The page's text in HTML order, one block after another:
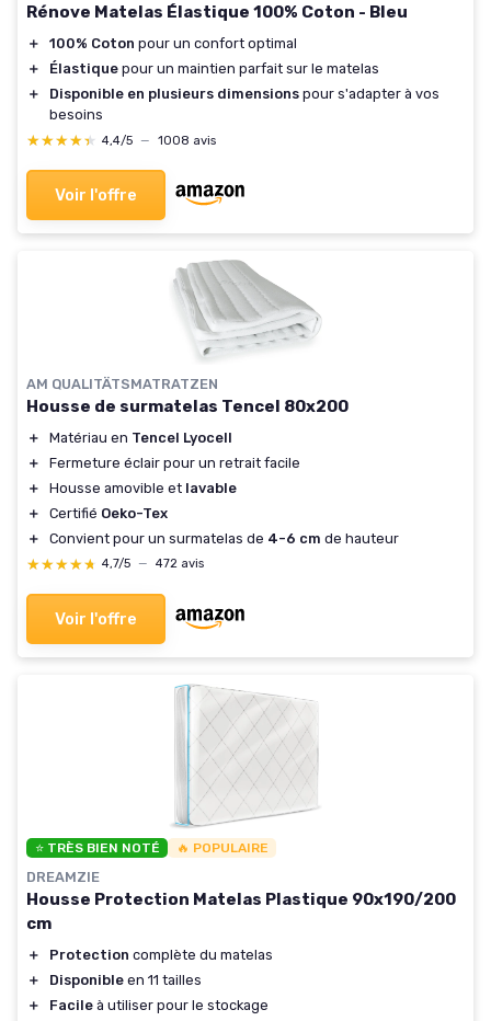
Rénove Matelas Élastique 100% Coton - Bleu
＋ 100% Coton pour un confort optimal
＋
Élastique pour un maintien parfait sur le matelas
＋
Disponible en plusieurs dimensions pour s'adapter à vos
besoins
★★★★★
★★★★★ 4,4/5 — 1008 avis
Voir l'offre
AM QUALITÄTSMATRATZEN
Housse de surmatelas Tencel 80x200
＋ Matériau en Tencel Lyocell
＋
Fermeture éclair pour un retrait facile
＋
Housse amovible et lavable
＋
Certifié Oeko-Tex
＋
Convient pour un surmatelas de 4-6 cm de hauteur
★★★★★
★★★★★ 4,7/5 — 472 avis
Voir l'offre
⭐ TRÈS BIEN NOTÉ 🔥 POPULAIRE
DREAMZIE
Housse Protection Matelas Plastique 90x190/200
cm
＋ Protection complète du matelas
＋
Disponible en 11 tailles
＋
Facile à utiliser pour le stockage